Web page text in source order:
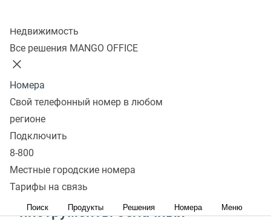
Недвижимость
Все решения MANGO OFFICE
Номера
Свой телефонный номер в любом
регионе
Подключить
8-800
Местные городские номера
Тарифы на связь
Поиск Продукты Решения Номера Меню
Оставить заявку
Мы разрабатываем
инструменты облачных